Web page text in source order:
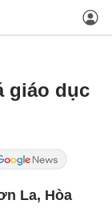
giáo dục
La, Hòa